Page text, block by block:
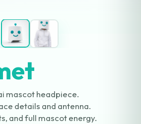
mascot headpiece.
details and antenna.
and full mascot energy.